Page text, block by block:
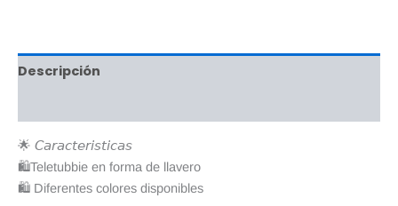
Descripción
🌟 𝘊𝘢𝘳𝘢𝘤𝘵𝘦𝘳𝘪𝘴𝘵𝘪𝘤𝘢𝘴
🛍Teletubbie en forma de llavero
🛍 Diferentes colores disponibles